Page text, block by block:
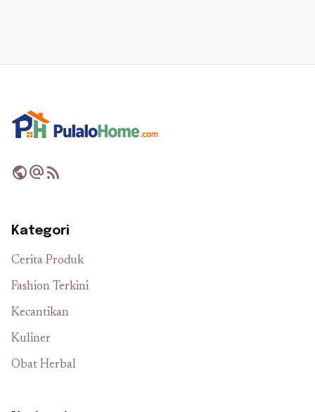
publicalternate_emailrss_feed
Kategori
Cerita Produk
Fashion Terkini
Kecantikan
Kuliner
Obat Herbal